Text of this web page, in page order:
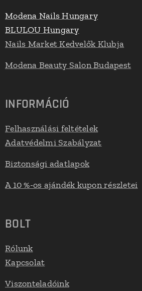
Modena Nails Hungary
BLULOU Hungary
Nails Market Kedvelők Klubja
Modena Beauty Salon Budapest
INFORMÁCIÓ
Felhasználási feltételek
Adatvédelmi Szabályzat
Biztonsági adatlapok
A 10 %-os ajándék kupon részletei
BOLT
Rólunk
Kapcsolat
Viszonteladóink